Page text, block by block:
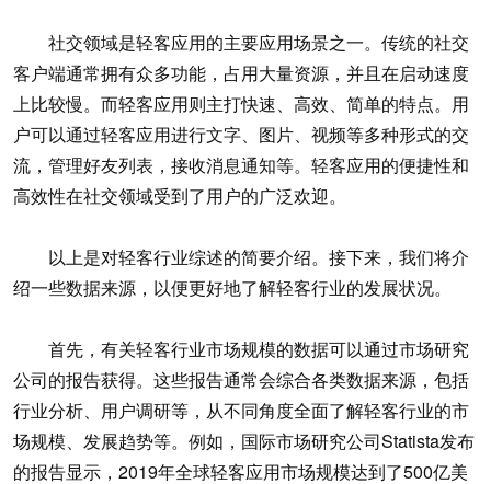
社交领域是轻客应用的主要应用场景之一。传统的社交
客户端通常拥有众多功能，占用大量资源，并且在启动速度
上比较慢。而轻客应用则主打快速、高效、简单的特点。用
户可以通过轻客应用进行文字、图片、视频等多种形式的交
流，管理好友列表，接收消息通知等。轻客应用的便捷性和
高效性在社交领域受到了用户的广泛欢迎。
以上是对轻客行业综述的简要介绍。接下来，我们将介
绍一些数据来源，以便更好地了解轻客行业的发展状况。
首先，有关轻客行业市场规模的数据可以通过市场研究
公司的报告获得。这些报告通常会综合各类数据来源，包括
行业分析、用户调研等，从不同角度全面了解轻客行业的市
场规模、发展趋势等。例如，国际市场研究公司Statista发布
的报告显示，2019年全球轻客应用市场规模达到了500亿美